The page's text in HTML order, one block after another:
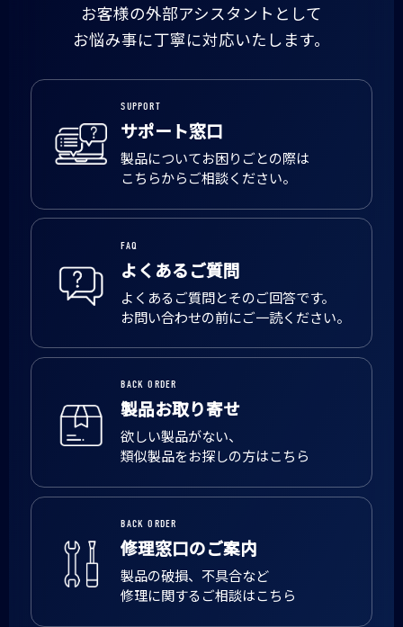
お客様の外部アシスタントとして
お悩み事に丁寧に対応いたします。
SUPPORT
サポート窓口
製品についてお困りごとの際は
こちらからご相談ください。
FAQ
よくあるご質問
よくあるご質問とそのご回答です。
お問い合わせの前にご一読ください。
BACK ORDER
製品お取り寄せ
欲しい製品がない、
類似製品をお探しの方はこちら
BACK ORDER
修理窓口のご案内
製品の破損、不具合など
修理に関するご相談はこちら